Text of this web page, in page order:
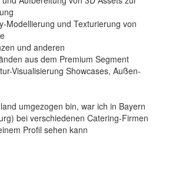
Modellierung und Texturierung von
und anderen
aus dem Premium Segment
Visualisierung Showcases, Außen-
umgezogen bin, war ich in Bayern
bei verschiedenen Catering-Firmen
Profil sehen kann